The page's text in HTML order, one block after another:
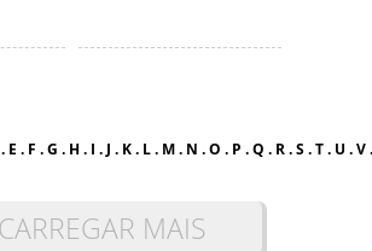
. E . F .G . H. I . J . K. L. M. N .O . P .Q . R.S.T. U .V.
CARREGAR MAIS